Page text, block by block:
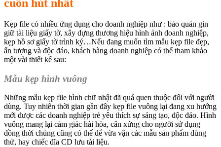
cuốn hút nhất
Kẹp file có nhiều ứng dụng cho doanh nghiệp như : bảo quản gìn
giữ tài liệu giấy tờ, xây dựng thương hiệu hình ảnh doanh nghiệp,
kẹp hồ sơ giấy tờ trình ký…Nếu đang muốn tìm mẫu kẹp file đẹp,
ấn tượng và độc đáo, khách hàng doanh nghiệp có thể tham khảo
một vài thiết kế sau:
Mẫu kẹp hình vuông
Những mẫu kẹp file hình chữ nhật đã quá quen thuộc đối với người
dùng. Tuy nhiên thời gian gần đây kẹp file vuông lại đang xu hướng
mới được các doanh nghiệp trẻ yêu thích sự sáng tạo, độc đáo. Hình
vuông mang lại cảm giác hài hòa, cân xứng cho người sử dụng
đồng thời chúng cũng có thể để vừa vặn các mẫu sản phẩm dùng
thử, hay chiếc đĩa CD lưu tài liệu.